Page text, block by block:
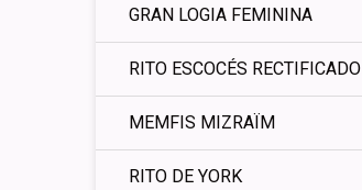
GRAN LOGIA FEMININA
RITO ESCOCÉS RECTIFICADO
MEMFIS MIZRAÏM
RITO DE YORK